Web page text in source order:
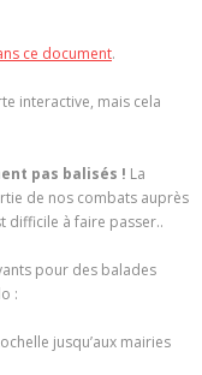
ce document.
interactive, mais cela
pas balisés ! La
de nos combats auprès
difficile à faire passer..
pour des balades
:
jusqu’aux mairies